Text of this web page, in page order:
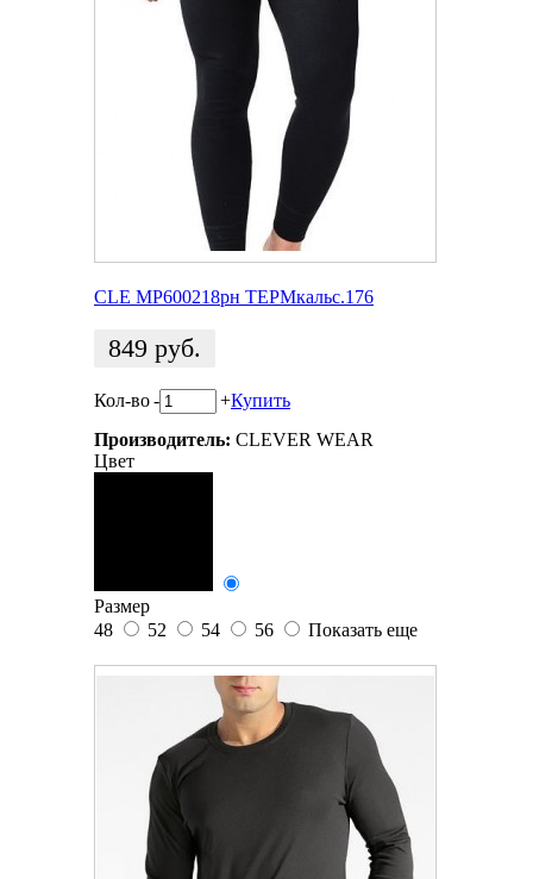
CLE MP600218pн ТЕРМкальс.176
849 руб.
Кол-во- +Купить
Производитель: CLEVER WEAR
Цвет
Размер
48
52 54 56 Показать еще